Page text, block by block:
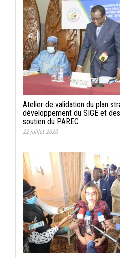
Atelier de validation du plan
développement du SIGE et
soutien du PAREC
22 juillet 2020